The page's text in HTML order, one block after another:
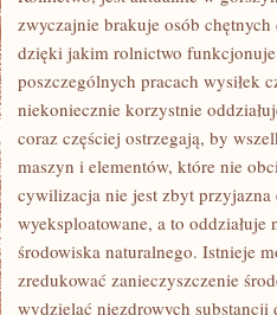
zwyczajnie brakuje osób
dzięki jakim rolnictwo
poszczególnych pracach wysiłek
niekoniecznie korzystnie
coraz częściej ostrzegają, by
maszyn i elementów, które nie
cywilizacja nie jest zbyt
wyeksploatowane, a to
środowiska naturalnego. Istnieje
zredukować zanieczyszczenie
wydzielać niezdrowych substancji